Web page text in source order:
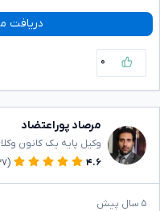
دریافت
۰
مرصاد پوراعتضاد
وکیل پایه یک کانون
۴.۶
(۲۳۷)
۵ سال پیش